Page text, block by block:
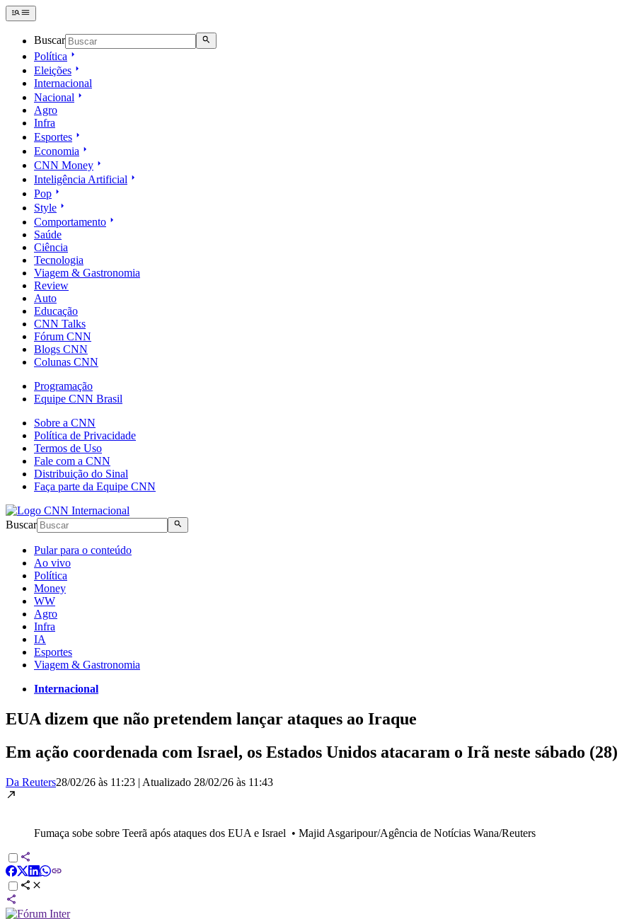
Buscar
Política
Eleições
Internacional
Nacional
Agro
Infra
Esportes
Economia
CNN Money
Inteligência Artificial
Pop
Style
Comportamento
Saúde
Ciência
Tecnologia
Viagem & Gastronomia
Review
Auto
Educação
CNN Talks
Fórum CNN
Blogs CNN
Colunas CNN
Programação
Equipe CNN Brasil
Sobre a CNN
Política de Privacidade
Termos de Uso
Fale com a CNN
Distribuição do Sinal
Faça parte da Equipe CNN
Buscar
Pular para o conteúdo
Ao vivo
Política
Money
WW
Agro
Infra
IA
Esportes
Viagem & Gastronomia
Internacional
EUA dizem que não pretendem lançar ataques ao Iraque
Em ação coordenada com Israel, os Estados Unidos atacaram o Irã neste sábado (28)
Da Reuters28/02/26 às 11:23 | Atualizado 28/02/26 às 11:43
Fumaça sobe sobre Teerã após ataques dos EUA e Israel • Majid Asgaripour/Agência de Notícias Wana/Reuters